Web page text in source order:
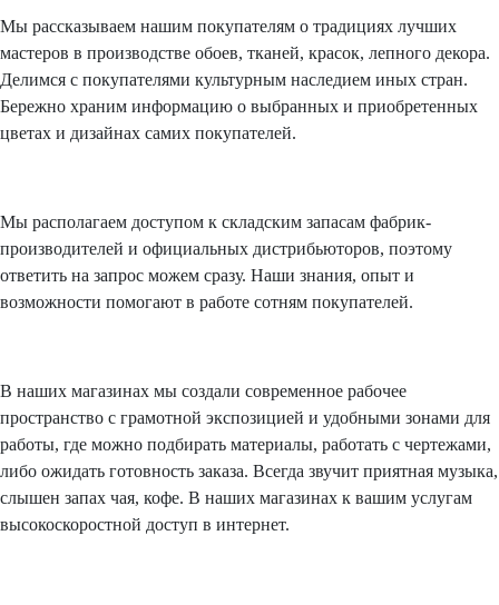
Мы рассказываем нашим покупателям о традициях лучших
мастеров в производстве обоев, тканей, красок, лепного декора.
Делимся с покупателями культурным наследием иных стран.
Бережно храним информацию о выбранных и приобретенных
цветах и дизайнах самих покупателей.
Мы располагаем доступом к складским запасам фабрик-
производителей и официальных дистрибьюторов, поэтому
ответить на запрос можем сразу. Наши знания, опыт и
возможности помогают в работе сотням покупателей.
В наших магазинах мы создали современное рабочее
пространство с грамотной экспозицией и удобными зонами для
работы, где можно подбирать материалы, работать с чертежами,
либо ожидать готовность заказа. Всегда звучит приятная музыка,
слышен запах чая, кофе. В наших магазинах к вашим услугам
высокоскоростной доступ в интернет.